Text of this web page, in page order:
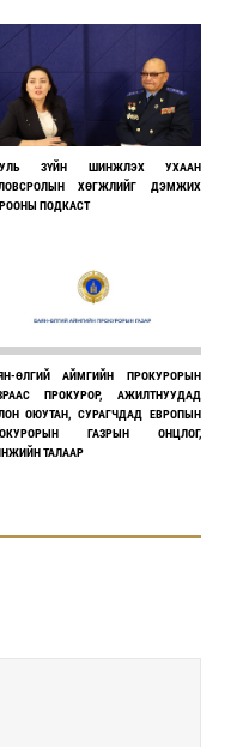
ЗҮЙН ШИНЖЛЭХ УХААН
ХӨГЖЛИЙГ ДЭМЖИХ
ПОДКАСТ
ӨЛГИЙ АЙМГИЙН ПРОКУРОРЫН
ПРОКУРОР, АЖИЛТНУУДАД
ОЮУТАН, СУРАГЧДАД ЕВРОПЫН
ГАЗРЫН ОНЦЛОГ,
ТАЛААР